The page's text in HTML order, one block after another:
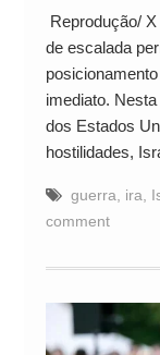
Reprodução/
de escalada
imediato.
dos Estados
hostilidades,
guerra, ira,
comment